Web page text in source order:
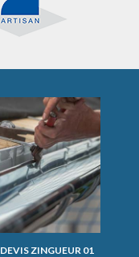
DEVIS ZINGUEUR 01